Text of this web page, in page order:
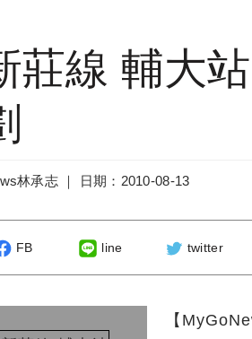
莊線 輔大
林承志 ｜ 日期：2010-08-13
FB line twitter
【